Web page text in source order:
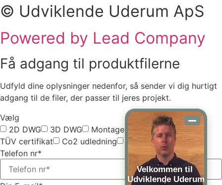
© Udviklende Uderum ApS
Powered by Lead Company
Få adgang til produktfilerne
Udfyld dine oplysninger nedenfor, så sender vi dig hurtigt
adgang til de filer, der passer til jeres projekt.
Vælg
2D DWG
3D DWG
Montagevejledning
TÜV certifikat
Co2 udledning
Vælg alle
Telefon nr*
Velkommen til
Udviklende Uderum